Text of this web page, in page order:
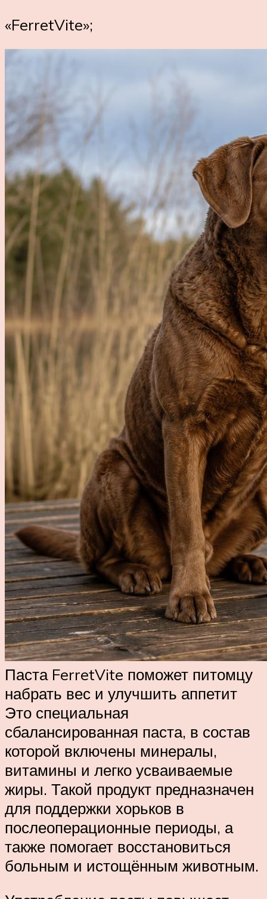
«FerretVite»;
Паста FerretVite поможет питомцу
набрать вес и улучшить аппетит
Это специальная
сбалансированная паста, в состав
которой включены минералы,
витамины и легко усваиваемые
жиры. Такой продукт предназначен
для поддержки хорьков в
послеоперационные периоды, а
также помогает восстановиться
больным и истощённым животным.